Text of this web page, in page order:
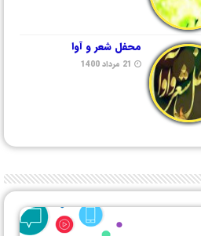
محفل شعر و آوا
21 مرداد 1400